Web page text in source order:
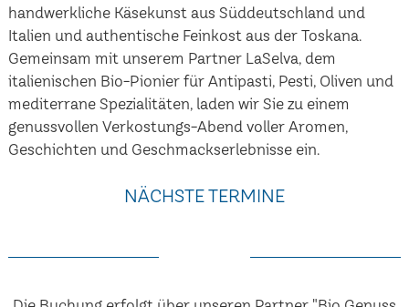
handwerkliche Käsekunst aus Süddeutschland und
Italien und authentische Feinkost aus der Toskana.
Gemeinsam mit unserem Partner LaSelva, dem
italienischen Bio-Pionier für Antipasti, Pesti, Oliven und
mediterrane Spezialitäten, laden wir Sie zu einem
genussvollen Verkostungs-Abend voller Aromen,
Geschichten und Geschmackserlebnisse ein.
NÄCHSTE TERMINE